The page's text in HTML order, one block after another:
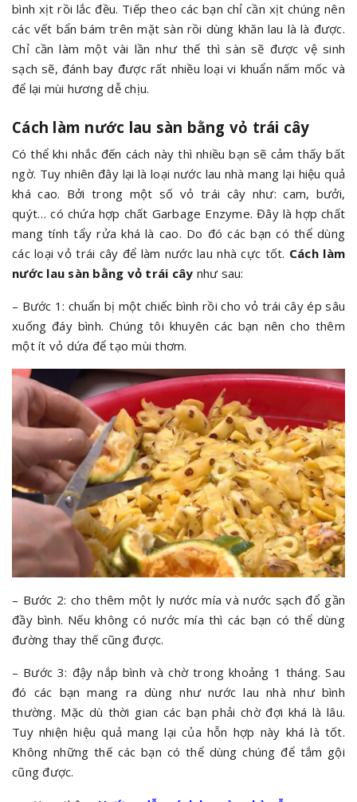
bình xịt rồi lắc đều. Tiếp theo các bạn chỉ cần xịt chúng nên
các vết bẩn bám trên mặt sàn rồi dùng khăn lau là là được.
Chỉ cần làm một vài lần như thế thì sàn sẽ được vệ sinh
sạch sẽ, đánh bay được rất nhiều loại vi khuẩn nấm mốc và
để lại mùi hương dễ chịu.
Cách làm nước lau sàn bằng vỏ trái cây
Có thể khi nhắc đến cách này thì nhiều bạn sẽ cảm thấy bất
ngờ. Tuy nhiên đây lại là loại nước lau nhà mang lại hiệu quả
khá cao. Bởi trong một số vỏ trái cây như: cam, bưởi,
quýt… có chứa hợp chất Garbage Enzyme. Đây là hợp chất
mang tính tẩy rửa khá là cao. Do đó các bạn có thể dùng
các loại vỏ trái cây để làm nước lau nhà cực tốt. Cách làm
nước lau sàn bằng vỏ trái cây như sau:
– Bước 1: chuẩn bị một chiếc bình rồi cho vỏ trái cây ép sâu
xuống đáy bình. Chúng tôi khuyên các bạn nên cho thêm
một ít vỏ dứa để tạo mùi thơm.
– Bước 2: cho thêm một ly nước mía và nước sạch đổ gần
đầy bình. Nếu không có nước mía thì các bạn có thể dùng
đường thay thế cũng được.
– Bước 3: đậy nắp bình và chờ trong khoảng 1 tháng. Sau
đó các bạn mang ra dùng như nước lau nhà như bình
thường. Mặc dù thời gian các bạn phải chờ đợi khá là lâu.
Tuy nhiện hiệu quả mang lại của hỗn hợp này khá là tốt.
Không những thế các bạn có thể dùng chúng để tắm gội
cũng được.